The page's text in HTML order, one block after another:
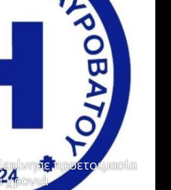
προετοιμασία
χρονιά